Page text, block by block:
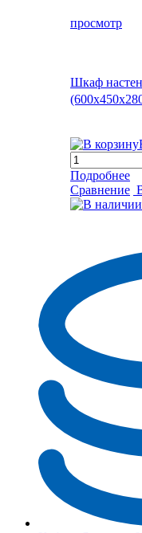
просмотр
Шкаф
Подробнее
Сравнение